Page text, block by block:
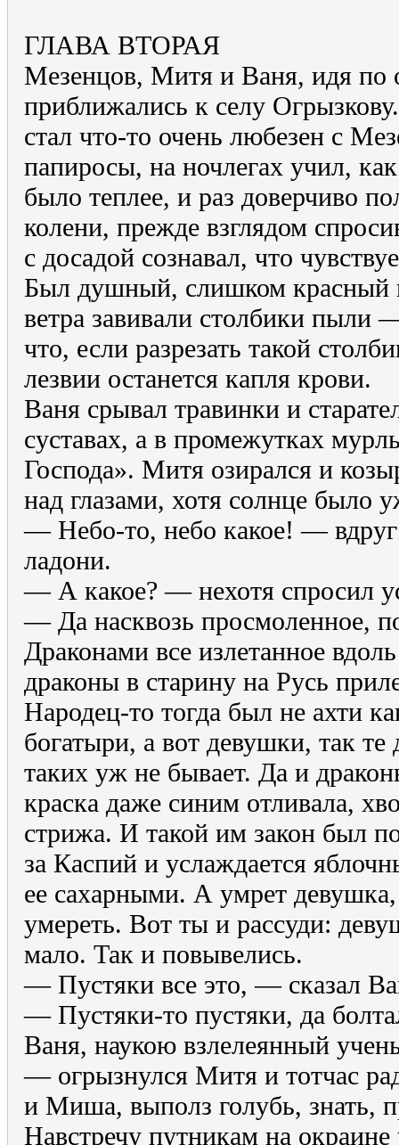
ГЛАВА ВТОРАЯ
Мезенцов, Митя и Ваня, идя по
приближались к селу
стал что-то очень любезен с
папиросы, на ночлегах учил,
было теплее, и раз доверчиво
колени, прежде взглядом
с досадой сознавал, что
Был душный, слишком красный
ветра завивали столбики пыли
что, если разрезать такой
лезвии останется капля крови.
Ваня срывал травинки и
суставах, а в промежутках
Господа». Митя озирался и
над глазами, хотя солнце было
— Небо-то, небо какое! —
ладони.
— А какое? — нехотя спросил
— Да насквозь просмоленное,
Драконами все излетанное
драконы в старину на Русь
Народец-то тогда был не ахти
богатыри, а вот девушки, так те
таких уж не бывает. Да и
краска даже синим отливала,
стрижа. И такой им закон был
за Каспий и услаждается
ее сахарными. А умрет
умереть. Вот ты и рассуди:
мало. Так и повывелись.
— Пустяки все это, — сказал
— Пустяки-то пустяки, да
Ваня, наукою взлелеянный
— огрызнулся Митя и тотчас
и Миша, выполз голубь, знать,
Навстречу путникам на